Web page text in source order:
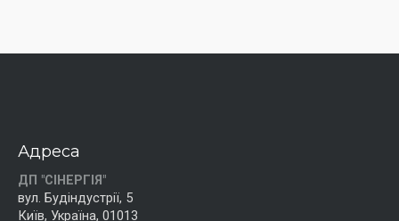
Адреса
ДП "СІНЕРГІЯ"
вул. Будіндустрії, 5
Київ, Україна, 01013